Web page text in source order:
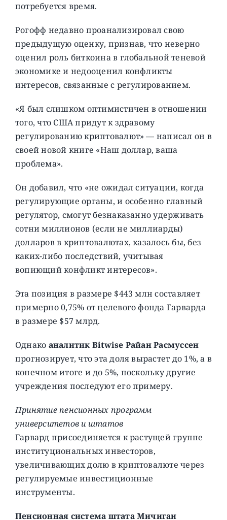
потребуется время.
Рогофф недавно проанализировал свою
предыдущую оценку, признав, что неверно
оценил роль биткоина в глобальной теневой
экономике и недооценил конфликты
интересов, связанные с регулированием.
«Я был слишком оптимистичен в отношении
того, что США придут к здравому
регулированию криптовалют» — написал он в
своей новой книге «Наш доллар, ваша
проблема».
Он добавил, что «не ожидал ситуации, когда
регулирующие органы, и особенно главный
регулятор, смогут безнаказанно удерживать
сотни миллионов (если не миллиарды)
долларов в криптовалютах, казалось бы, без
каких-либо последствий, учитывая
вопиющий конфликт интересов».
Эта позиция в размере $443 млн составляет
примерно 0,75% от целевого фонда Гарварда
в размере $57 млрд.
Однако аналитик Bitwise Райан Расмуссен
прогнозирует, что эта доля вырастет до 1%, а в
конечном итоге и до 5%, поскольку другие
учреждения последуют его примеру.
Принятие пенсионных программ
университетов и штатов
Гарвард присоединяется к растущей группе
институциональных инвесторов,
увеличивающих долю в криптовалюте через
регулируемые инвестиционные
инструменты.
Пенсионная система штата Мичиган